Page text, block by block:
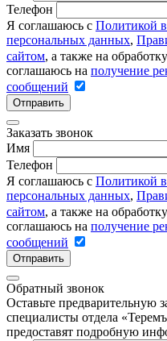
Телефон
Я соглашаюсь с Политикой
персональных данных,
сайтом, а также на
соглашаюсь на получение
сообщений
Отправить
Заказать звонок
Имя
Телефон
Я соглашаюсь с Политикой
персональных данных,
сайтом, а также на
соглашаюсь на получение
сообщений
Отправить
Обратный звонок
Оставьте предварительную
специалисты отдела
предоставят подробную